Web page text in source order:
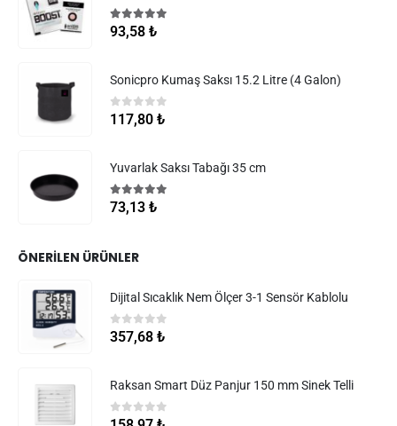
5.005 üzerinden
93,58 ₺
Sonicpro Kumaş Saksı 15.2 Litre (4 Galon)
0 5 üzerinden
117,80 ₺
Yuvarlak Saksı Tabağı 35 cm
5.005 üzerinden
73,13 ₺
ÖNERILEN ÜRÜNLER
Dijital Sıcaklık Nem Ölçer 3-1 Sensör Kablolu
05 üzerinden
357,68 ₺
Raksan Smart Düz Panjur 150 mm Sinek Telli
0 5 üzerinden